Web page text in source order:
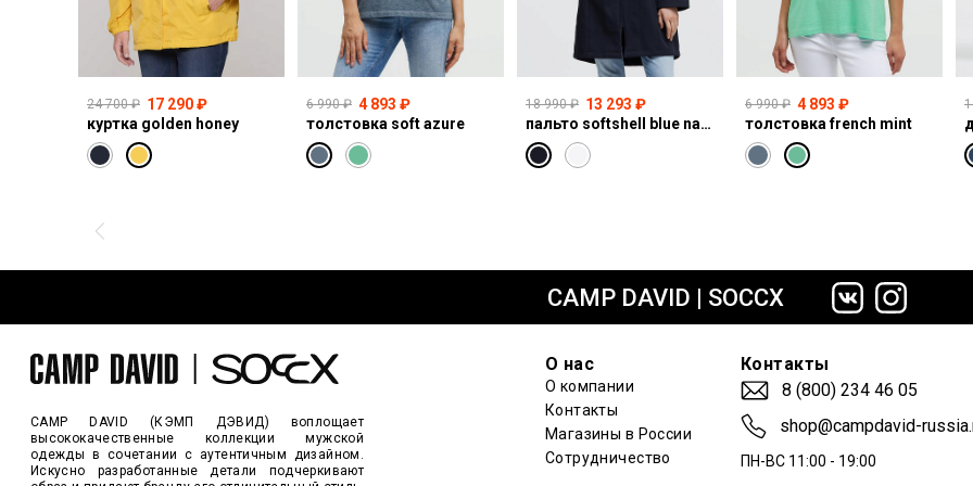
24 700 ₽ 17 290 ₽
куртка golden honey
6 990 ₽ 4 893 ₽
толстовка soft azure
18 990 ₽ 13 293 ₽
пальто softshell blue navy
6 990 ₽ 4 893 ₽
толстовка french mint
CAMP DAVID | SOCCX
CAMP DAVID (КЭМП ДЭВИД) воплощает
высококачественные коллекции мужской
одежды в сочетании с аутентичным дизайном.
Искусно разработанные детали подчеркивают
О нас
О компании
Контакты
Магазины в России
Сотрудничество
Контакты
8 (800) 234 46 05
shop@campdavid-
ПН-ВС 11:00 - 19:00